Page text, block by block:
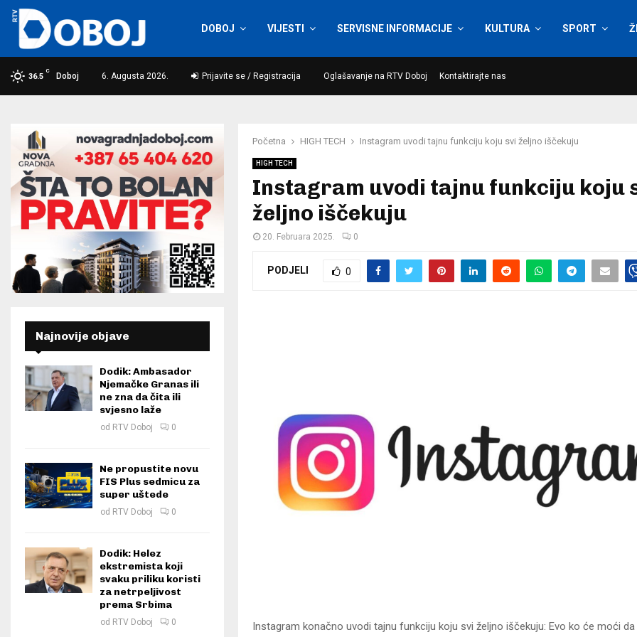
DOBOJ VIJESTI SERVISNE INFORMACIJE KULTURA SPORT
36.5
C
Doboj 6. Augusta 2026. Prijavite se / Registracija Oglašavanje na RTV Doboj Kontaktirajte nas
Početna HIGH TECH Instagram uvodi tajnu funkciju koju svi željno iščekuju
HIGH TECH
Instagram uvodi tajnu funkciju koju
željno iščekuju
20. Februara 2025. 0
PODJELI 0
​Instagram konačno uvodi tajnu funkciju koju svi željno iščekuju: Evo ko će moći
Najnovije objave
Dodik: Ambasador
Njemačke Granas ili
ne zna da čita ili
svjesno laže
od RTV Doboj 0
Ne propustite novu
FIS Plus sedmicu za
super uštede
od RTV Doboj 0
Dodik: Helez
ekstremista koji
svaku priliku koristi
za netrpeljivost
prema Srbima
od RTV Doboj 0